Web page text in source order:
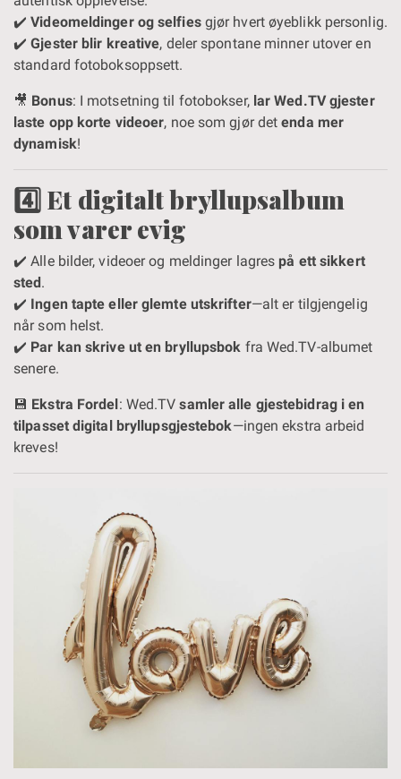
✔️Videomeldinger og selfiesgjør hvert øyeblikk personlig.
✔️Gjester blir kreative, deler spontane minner utover en
standard fotoboksoppsett.
🎥 Bonus: I motsetning til fotobokser, lar Wed.TV gjester
laste opp korte videoer, noe som gjør detenda mer
dynamisk!
4️⃣ Et digitalt bryllupsalbum
som varer evig
✔️ Alle bilder, videoer og meldinger lagres på ett sikkert
sted.
✔️ Ingen tapte eller glemte utskrifter—alt er tilgjengelig
når som helst.
✔️ Par kan skrive ut en bryllupsbok fra Wed.TV-albumet
senere.
💾 Ekstra Fordel: Wed.TVsamler alle gjestebidrag i en
tilpasset digital bryllupsgjestebok—ingen ekstra arbeid
kreves!